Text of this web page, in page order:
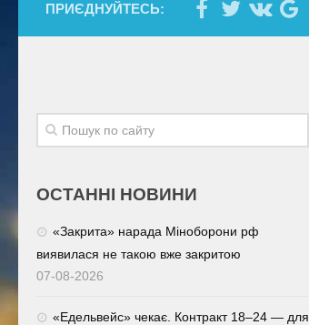
ПРИЄДНУЙТЕСЬ:
ОСТАННІ НОВИНИ
«Закрита» нарада Міноборони рф
виявилася не такою вже закритою
07-08-2026
«Едельвейс» чекає. Контракт 18–24 — для